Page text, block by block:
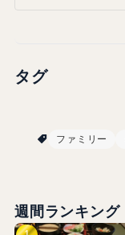
タグ
ファミリー
週間ランキング